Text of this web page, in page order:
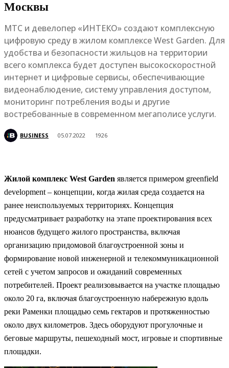
Москвы
МТС и девелопер «ИНТЕКО» создают комплексную
цифровую среду в жилом комплексе West Garden. Для
удобства и безопасности жильцов на территории
всего комплекса будет доступен высокоскоростной
интернет и цифровые сервисы, обеспечивающие
видеонаблюдение, систему управления доступом,
мониторинг потребления воды и другие
востребованные в современном мегаполисе услуги.
BUSINESS 05.07.2022 1926
Жилой комплекс West Garden является примером greenfield
development – концепции, когда жилая среда создается на
ранее неиспользуемых территориях. Концепция
предусматривает разработку на этапе проектирования всех
нюансов будущего жилого пространства, включая
организацию придомовой благоустроенной зоны и
формирование новой инженерной и телекоммуникационной
сетей с учетом запросов и ожиданий современных
потребителей. Проект реализовывается на участке площадью
около 20 га, включая благоустроенную набережную вдоль
реки Раменки площадью семь гектаров и протяженностью
около двух километров. Здесь оборудуют прогулочные и
беговые маршруты, пешеходный мост, игровые и спортивные
площадки.